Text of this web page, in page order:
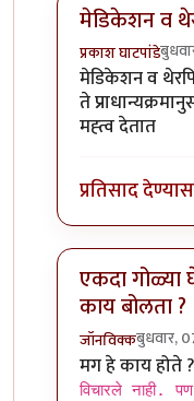
मेडिकेशन व
प्रकाश घाटपांडे
In reply to
मेडिकेशन व
ते
मह्त्व देतात
प्रतिसाद
एकदा
काय बोलता ?
जॉनविक्कबुधवार,
In reply to
मग हे काय होते ?
विचारले नाही.